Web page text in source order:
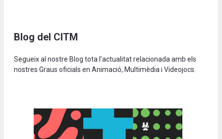
Blog del CITM
Segueix al nostre Blog tota l’actualitat relacionada amb els
nostres Graus oficials en Animació, Multimèdia i Videojocs.